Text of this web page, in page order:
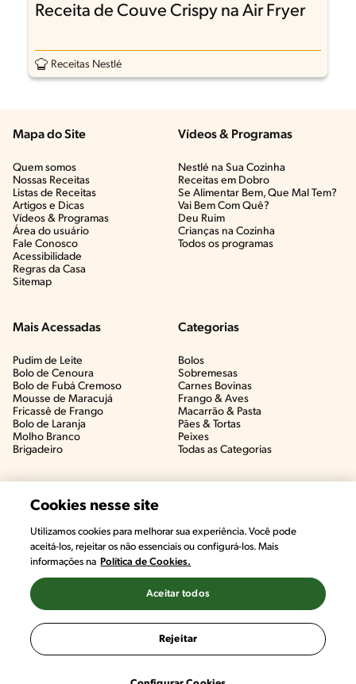
Receita de Couve Crispy na Air Fryer
Receitas Nestlé
Mapa do Site
Quem somos
Nossas Receitas
Listas de Receitas​
Artigos e Dicas​
Vídeos & Programas​
Área do usuário
Fale Conosco
Acessibilidade
Regras da Casa
Sitemap
Vídeos & Programas​
Nestlé na Sua Cozinha
Receitas em Dobro
Se Alimentar Bem, Que Mal Tem?​
Vai Bem Com Quê?​
Deu Ruim​
Crianças na Cozinha​
Todos os programas
Mais Acessadas
Pudim de Leite
Bolo de Cenoura
Bolo de Fubá Cremoso
Mousse de Maracujá
Fricassê de Frango
Bolo de Laranja
Molho Branco
Brigadeiro
Categorias
Bolos
Sobremesas
Carnes Bovinas​
Frango & Aves​
Macarrão & Pasta​
Pães & Tortas​
Peixes
Todas as Categorias
Cookies nesse site
Utilizamos cookies para melhorar sua experiência. Você pode
aceitá-los, rejeitar os não essenciais ou configurá-los. Mais
informações na Política de Cookies.
Rejeitar
Aceitar todos